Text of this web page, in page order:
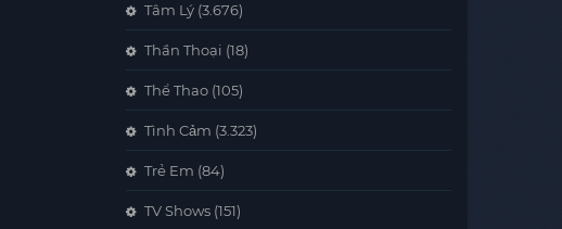
Tâm Lý (3.676)
Thần Thoại (18)
Thể Thao (105)
Tình Cảm (3.323)
Trẻ Em (84)
TV Shows (151)